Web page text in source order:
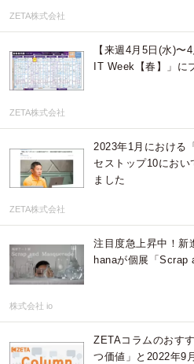
ZETA株式会社
【来週4月5日(水)
IT Week【春】」に
ZETA株式会社
2023年1月における
セストップ10におい
ました
ZETA株式会社
注目度急上昇中！新
hanaが個展「Scrap
株式会社 io
ZETAコラムのおす
つ価値」と2022年9